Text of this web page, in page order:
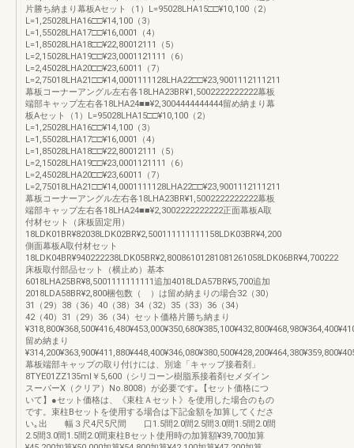
片勝ち納まり幕板Aセット（1）L=95028LHA15□□¥10,100（2）
L=1,25028LHA16□□¥14,100（3）
L=1,55028LHA17□□¥16,0001（4）
L=1,85028LHA18□□¥22,80012111（5）
L=2,15028LHA19□□¥23,0001121111（6）
L=2,45028LHA20□□¥23,60011（7）
L=2,75018LHA21□□¥14,0001111128LHA22□□¥23,9001112111211
幕板コーナーアングル左右各18LHA23BR¥1,5002222222222幕板
端部キャップ左右各18LHA24■■¥2,3004444444444留め納まり幕
板Aセット（1）L=95028LHA15□□¥10,100（2）
L=1,25028LHA16□□¥14,100（3）
L=1,55028LHA17□□¥16,0001（4）
L=1,85028LHA18□□¥22,80012111（5）
L=2,15028LHA19□□¥23,0001121111（6）
L=2,45028LHA20□□¥23,60011（7）
L=2,75018LHA21□□¥14,0001111128LHA22□□¥23,9001112111211
幕板コーナーアングル左右各18LHA23BR¥1,5002222222222幕板
端部キャップ左右各18LHA24■■¥2,3002222222222正面幕板A取
付材セット（床板固定用）
18LDK01BR¥82038LDK02BR¥2,500111111111158LDK03BR¥4,200
側面幕板A取付材セット
18LDK04BR¥940222238LDK05BR¥2,80086101281081261058LDK06BR¥4,700222
床板取付部品セット（横止め）基本
6018LHA25BR¥8,5001111111111追加4018LDA57BR¥5,700追加
2018LDA58BR¥2,800梱包数（ ）は留め納まりの場合32（30）
31（29）38（36）40（38）34（32）35（33）36（34）
42（40）31（29）36（34）セット価格片勝ち納まり
留め納まり
幕板端部キャップの取り付けには、別途「キャップ接着剤」
8TYE01ZZ135ml￥5,600（シリコーン樹脂系接着剤セメダイン
スーパーX（クリア）No.8008）が必要です｡【セット価格につ
いて】●セット価格は、《束柱Ａセット》を使用した場合のもの
です。束柱Bセットを使用する場合は下記金額を加算してくださ
い｡出 幅３尺4尺5尺間 口1.5間2.0間2.5間3.0間1.5間2.0間
2.5間3.0間1.5間2.0間束柱Bセット使用時の加算額¥39,700加算